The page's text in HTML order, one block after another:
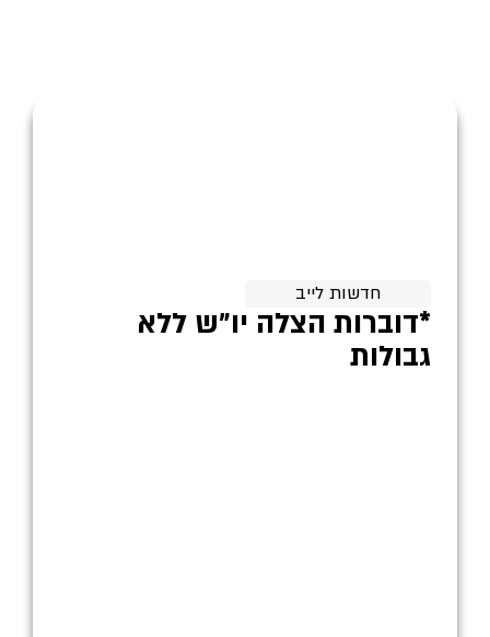
חדשות לייב
*דוברות הצלה יו״ש ללא
גבולות